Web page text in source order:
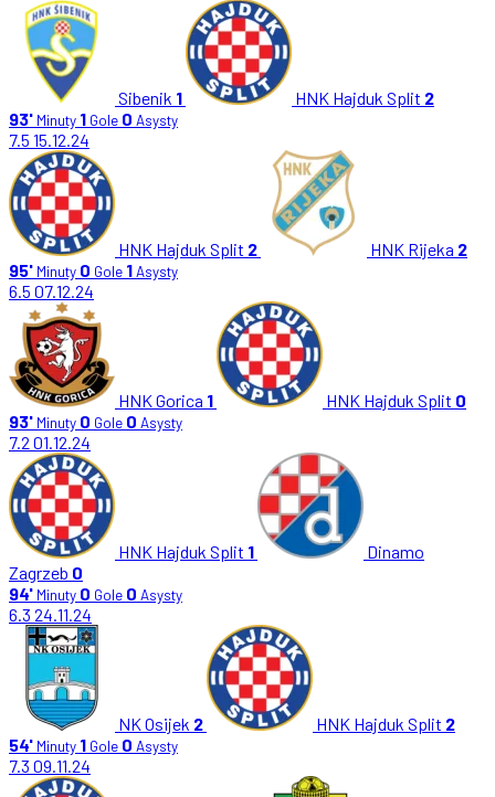
Sibenik 1 HNK Hajduk Split 2
93' Minuty 1 Gole 0 Asysty
7.5 15.12.24
HNK Hajduk Split 2 HNK Rijeka 2
95' Minuty 0 Gole 1Asysty
6.5 07.12.24
HNK Gorica 1 HNK Hajduk Split 0
93' Minuty 0 Gole 0 Asysty
7.2 01.12.24
HNK Hajduk Split 1
Dinamo
Zagrzeb 0
94' Minuty 0 Gole 0 Asysty
6.3 24.11.24
NK Osijek 2 HNK Hajduk Split 2
54' Minuty 1 Gole 0 Asysty
7.3 09.11.24